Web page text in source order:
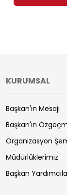
KURUMSAL
Başkan'ın Mesajı
Başkan'ın
Organizasyon
Müdürlüklerimiz
Başkan